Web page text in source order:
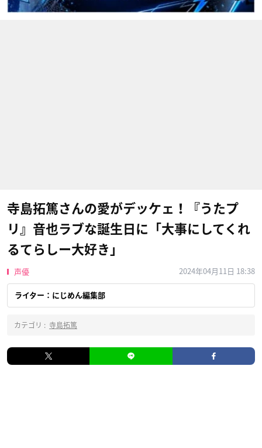
寺島拓篤さんの愛がデッケェ！『うたプ
リ』音也ラブな誕生日に「大事にしてくれ
るてらしー大好き」
声優 2024年04月11日 18:38
ライター：にじめん編集部
カテゴリ : 寺島拓篤